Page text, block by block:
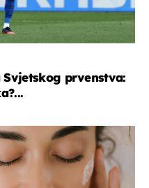
prvenstva: